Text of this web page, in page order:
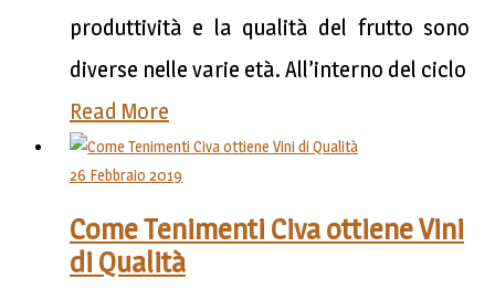
produttività e la qualità del frutto sono
diverse nelle varie età. All’interno del ciclo
Read More
26 Febbraio 2019
Come Tenimenti Civa ottiene Vini
di Qualità